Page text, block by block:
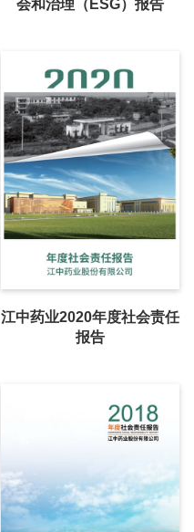
会和治理（ESG）报告
江中药业2020年度社会责任
报告